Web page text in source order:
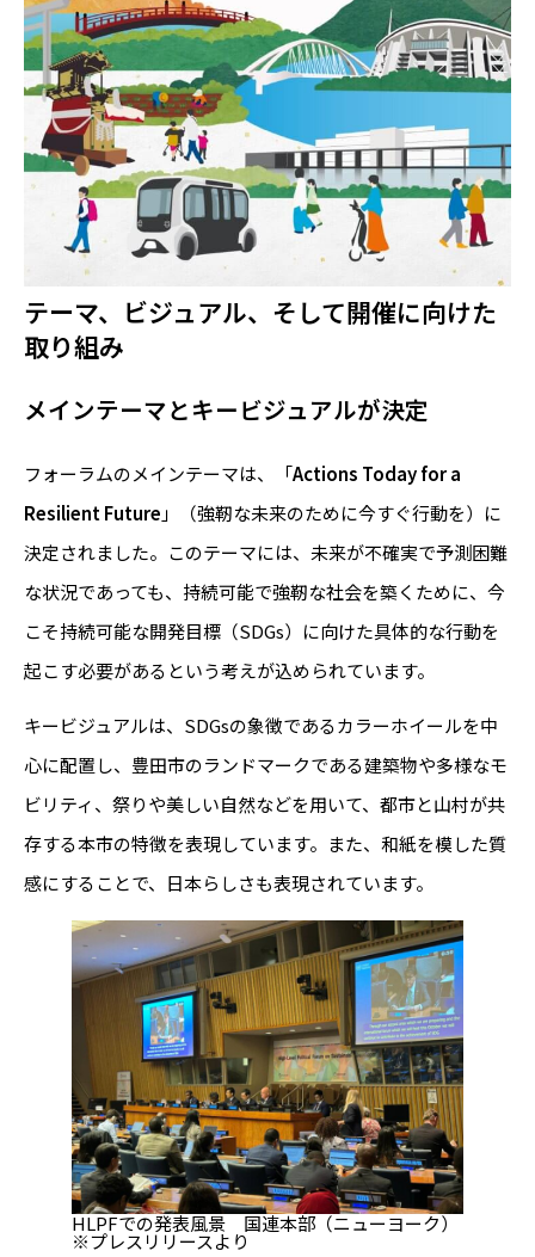
テーマ、ビジュアル、そして開催に向けた
取り組み
メインテーマとキービジュアルが決定
フォーラムのメインテーマは、「Actions Today for a
Resilient Future 」（強靭な未来のために今すぐ行動を）に
決定されました。このテーマには、未来が不確実で予測困難
な状況であっても、持続可能で強靭な社会を築くために、今
こそ持続可能な開発目標（SDGs）に向けた具体的な行動を
起こす必要があるという考えが込められています。
キービジュアルは、SDGsの象徴であるカラーホイールを中
心に配置し、豊田市のランドマークである建築物や多様なモ
ビリティ、祭りや美しい自然などを用いて、都市と山村が共
存する本市の特徴を表現しています。また、和紙を模した質
感にすることで、日本らしさも表現されています。
HLPFでの発表風景 国連本部（ニューヨーク）
※プレスリリースより